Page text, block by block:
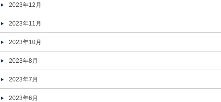
2023年12月
2023年11月
2023年10月
2023年8月
2023年7月
2023年6月